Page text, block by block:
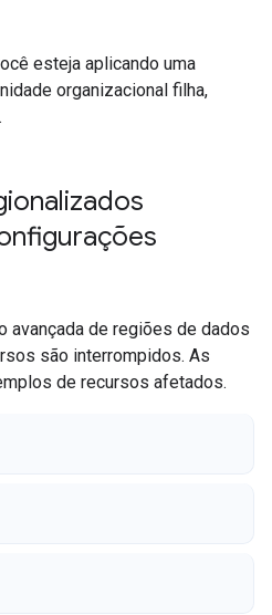
esteja aplicando uma
organizacional filha,
.
avançada de regiões de dados
são interrompidos. As
de recursos afetados.